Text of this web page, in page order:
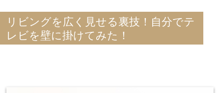
リビングを広く見せる裏技！自分でテ
レビを壁に掛けてみた！